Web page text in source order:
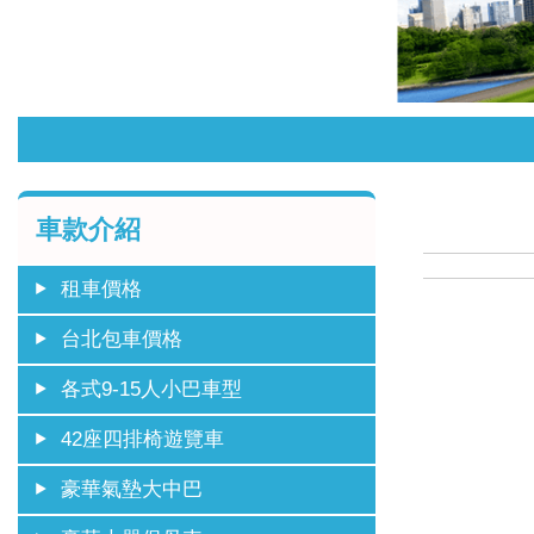
車款介紹
租車價格
台北包車價格
各式9-15人小巴車型
42座四排椅遊覽車
豪華氣墊大中巴